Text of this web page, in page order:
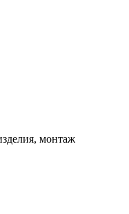
монтаж